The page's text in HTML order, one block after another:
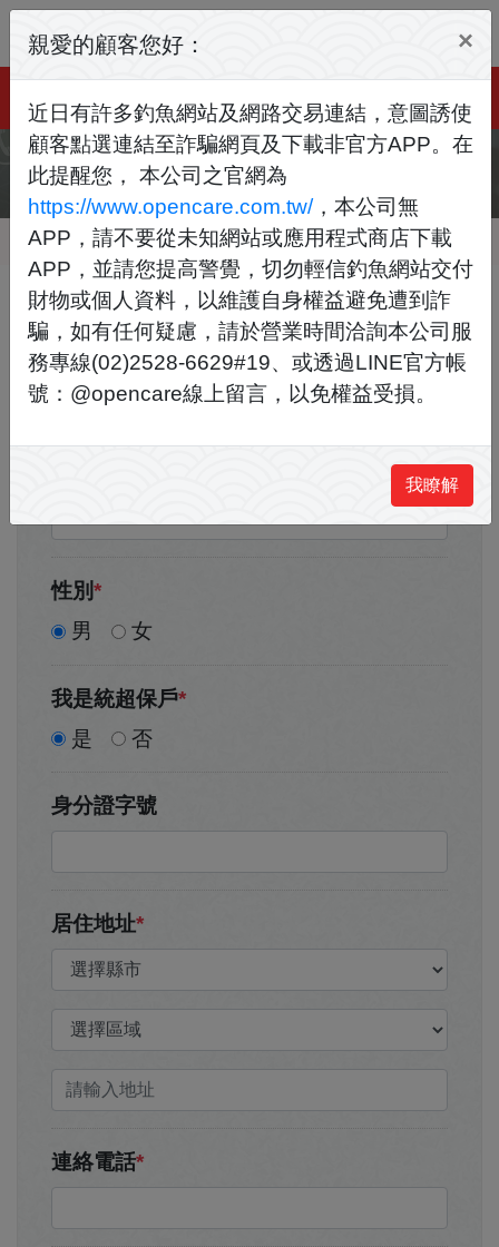
聯絡我們
首頁 聯絡我們
歡迎來信洽詢，將由專人與您聯
繫
性別*
男
女
我是統超保戶*
是
否
身分證字號
居住地址*
連絡電話*
親愛的顧客您好： ×
近日有許多釣魚網站及網路交易連結，意圖誘使
顧客點選連結至詐騙網頁及下載非官方APP。在
此提醒您， 本公司之官網為
https://www.opencare.com.tw/，本公司無
APP，請不要從未知網站或應用程式商店下載
APP，並請您提高警覺，切勿輕信釣魚網站交付
財物或個人資料，以維護自身權益避免遭到詐
騙，如有任何疑慮，請於營業時間洽詢本公司服
務專線(02)2528-6629#19、或透過LINE官方帳
號：@opencare線上留言，以免權益受損。
我瞭解